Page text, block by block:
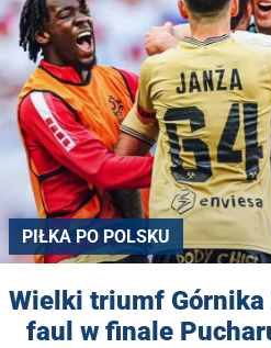
PIŁKA PO POLSKU
Wielki triumf
faul w finale